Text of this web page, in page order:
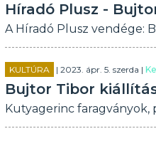
Híradó Plusz -
A Híradó Plusz vendége:
KULTÚRA | 2023. ápr. 5. szerda |
Bujtor Tibor
Kutyagerinc